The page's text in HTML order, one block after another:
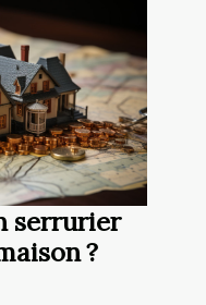
serrurier
?